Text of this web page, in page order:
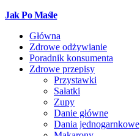
Jak Po Maśle
Główna
Zdrowe odżywianie
Poradnik konsumenta
Zdrowe przepisy
Przystawki
Sałatki
Zupy
Danie główne
Dania jednogarnkowe